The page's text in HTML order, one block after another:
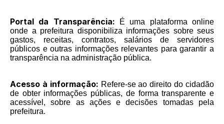
Portal da Transparência: É uma plataforma online
onde a prefeitura disponibiliza informações sobre seus
gastos, receitas, contratos, salários de servidores
públicos e outras informações relevantes para garantir a
transparência na administração pública.
Acesso à informação: Refere-se ao direito do cidadão
de obter informações públicas, de forma transparente e
acessível, sobre as ações e decisões tomadas pela
prefeitura.